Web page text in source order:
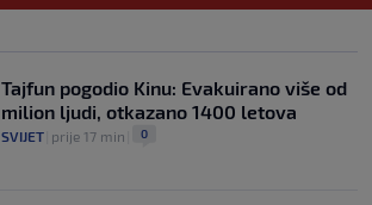
NOGOMET|prije 2 h| 0
elitu otvorio sezonu: Čelik pružio snažan
otpor Pod Bijelim brijegom
NOGOMET|9. aug.| 0
Tajfun pogodio Kinu: Evakuirano više od
milion ljudi, otkazano 1400 letova
SVIJET prije 17 min 0